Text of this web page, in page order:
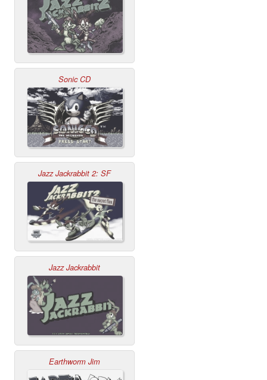
Sonic CD
Jazz Jackrabbit 2: SF
Jazz Jackrabbit
Earthworm Jim